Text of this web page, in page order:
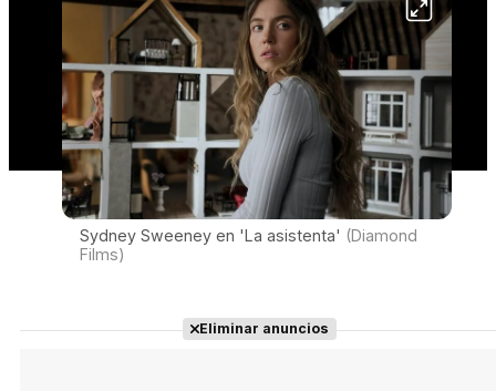
Sydney Sweeney en 'La asistenta' (Diamond
Films)
Eliminar anuncios